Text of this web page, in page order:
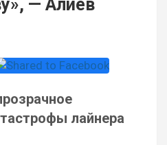
— Алиев
лайнера